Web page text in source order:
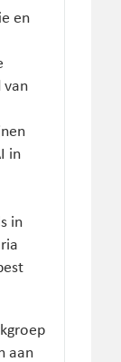
en
van
in
in
aan